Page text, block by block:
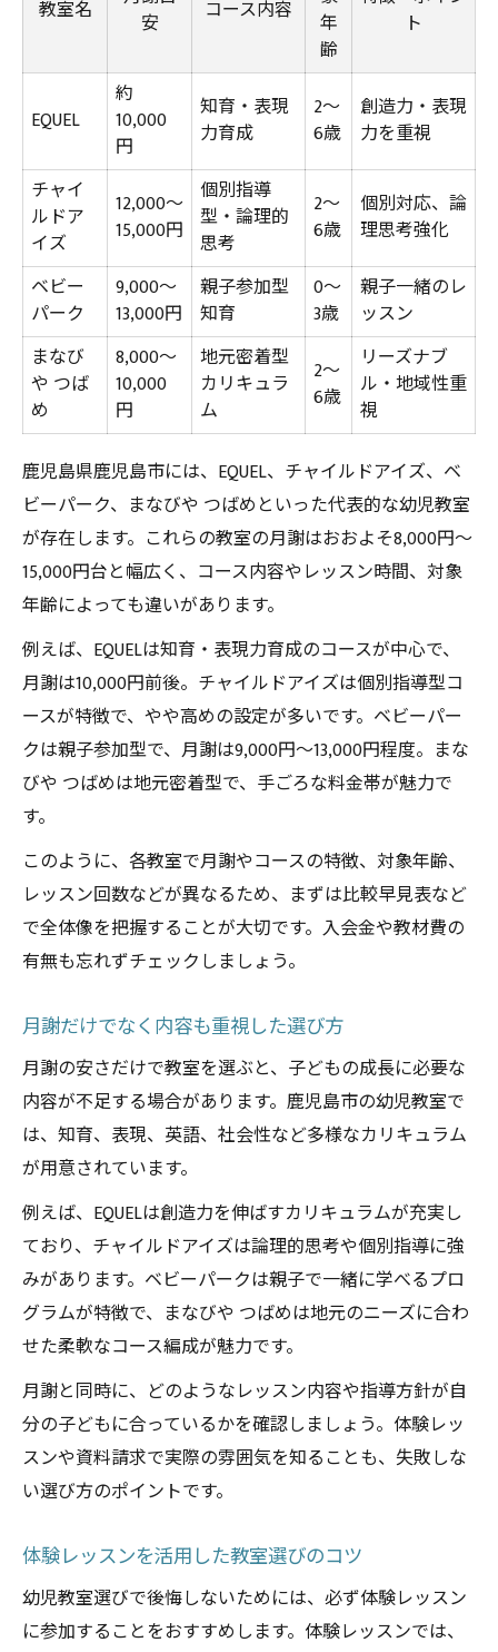
通いやすさ重視の幼児教室比較ポイント
送迎しやすい幼児教室の選び方
兄弟も一緒に通える幼児教室の魅力
講師対応や雰囲気をチェックするコツ
幼児教室の対象年齢と対応範囲まとめ
理想の幼児教室は月謝の内訳から見えてくる
月謝の内訳を比較して無駄なく選ぶ
教材費や諸経費の違いを理解しよう
入会金や追加料金の有無も要チェック
月謝安さだけに惑わされない選び方
長期的に通いやすい費用バランスを考える
知育にもお財布にも優しい幼児教室の選び方
知育重視の幼児教室で月謝を抑える方法
コスパの良い幼児教室選びのポイント
月謝と知育効果を両立させるコツ
家計負担を軽減できる教室の特徴
月謝重視の幼児教室比較で得られる安心感
月謝比較で見つかる安心の幼児教室
費用面で安心できる教室の条件
家計管理しやすい月謝体系のポイント
月謝比較表から学ぶベストな選択
教室名
安
コース内容
年
齢
ト
EQUEL
約
10,000
円
知育・表現
力育成
2〜
6歳
創造力・表現
力を重視
チャイ
ルドア
イズ
12,000〜
15,000円
個別指導
型・論理的
思考
2〜
6歳
個別対応、論
理思考強化
ベビー
パーク
9,000〜
13,000円
親子参加型
知育
0〜
3歳
親子一緒のレ
ッスン
まなび
や つば
め
8,000〜
10,000
円
地元密着型
カリキュラ
ム
2〜
6歳
リーズナブ
ル・地域性重
視
鹿児島県鹿児島市には、EQUEL、チャイルドアイズ、ベ
ビーパーク、まなびや つばめといった代表的な幼児教室
が存在します。これらの教室の月謝はおおよそ8,000円〜
15,000円台と幅広く、コース内容やレッスン時間、対象
年齢によっても違いがあります。
例えば、EQUELは知育・表現力育成のコースが中心で、
月謝は10,000円前後。チャイルドアイズは個別指導型コ
ースが特徴で、やや高めの設定が多いです。ベビーパー
クは親子参加型で、月謝は9,000円〜13,000円程度。まな
びや つばめは地元密着型で、手ごろな料金帯が魅力で
す。
このように、各教室で月謝やコースの特徴、対象年齢、
レッスン回数などが異なるため、まずは比較早見表など
で全体像を把握することが大切です。入会金や教材費の
有無も忘れずチェックしましょう。
月謝だけでなく内容も重視した選び方
月謝の安さだけで教室を選ぶと、子どもの成長に必要な
内容が不足する場合があります。鹿児島市の幼児教室で
は、知育、表現、英語、社会性など多様なカリキュラム
が用意されています。
例えば、EQUELは創造力を伸ばすカリキュラムが充実し
ており、チャイルドアイズは論理的思考や個別指導に強
みがあります。ベビーパークは親子で一緒に学べるプロ
グラムが特徴で、まなびや つばめは地元のニーズに合わ
せた柔軟なコース編成が魅力です。
月謝と同時に、どのようなレッスン内容や指導方針が自
分の子どもに合っているかを確認しましょう。体験レッ
スンや資料請求で実際の雰囲気を知ることも、失敗しな
い選び方のポイントです。
体験レッスンを活用した教室選びのコツ
幼児教室選びで後悔しないためには、必ず体験レッスン
に参加することをおすすめします。体験レッスンでは、